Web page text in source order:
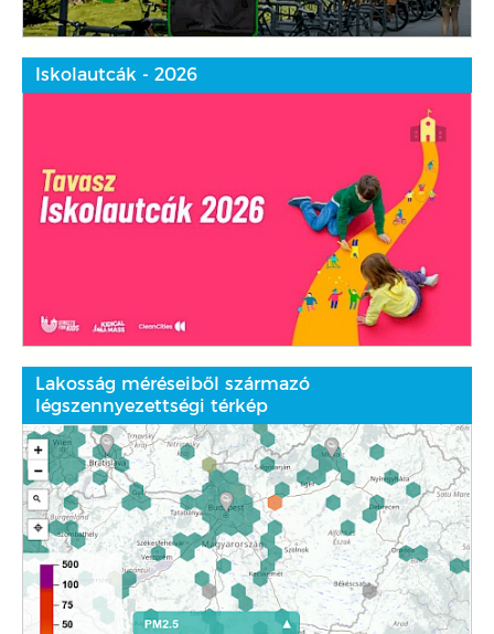
Iskolautcák - 2026
Lakosság méréseiből származó
légszennyezettségi térkép